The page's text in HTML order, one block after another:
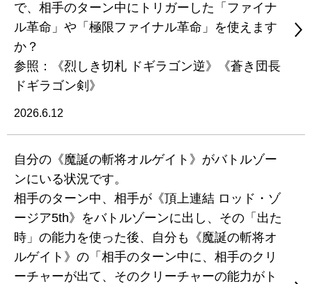
で、相手のターン中にトリガーした「ファイナ
ル革命」や「極限ファイナル革命」を使えます
か？
参照：《烈しき切札 ドギラゴン逆》《蒼き団長
ドギラゴン剣》
2026.6.12
自分の《魔誕の斬将オルゲイト》がバトルゾー
ンにいる状況です。
相手のターン中、相手が《頂上連結 ロッド・ゾ
ージア5th》をバトルゾーンに出し、その「出た
時」の能力を使った後、自分も《魔誕の斬将オ
ルゲイト》の「相手のターン中に、相手のクリ
ーチャーが出て、そのクリーチャーの能力がト